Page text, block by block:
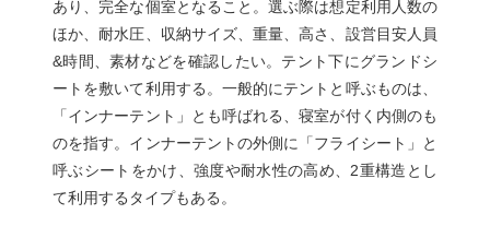
あり、完全な個室となること。選ぶ際は想定利用人数の
ほか、耐水圧、収納サイズ、重量、高さ、設営目安人員
&時間、素材などを確認したい。テント下にグランドシ
ートを敷いて利用する。一般的にテントと呼ぶものは、
「インナーテント」とも呼ばれる、寝室が付く内側のも
のを指す。インナーテントの外側に「フライシート」と
呼ぶシートをかけ、強度や耐水性の高め、2重構造とし
て利用するタイプもある。